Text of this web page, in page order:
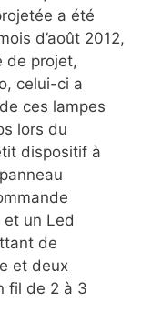
a été
d’août 2012,
de projet,
celui-ci a
ces lampes
lors du
dispositif à
un Led
de
et deux
fil de 2 à 3